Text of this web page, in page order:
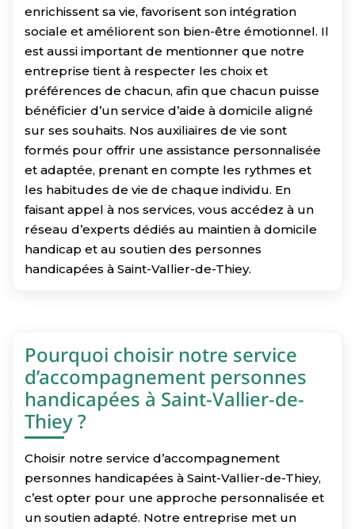
enrichissent sa vie, favorisent son intégration
sociale et améliorent son bien-être émotionnel. Il
est aussi important de mentionner que notre
entreprise tient à respecter les choix et
préférences de chacun, afin que chacun puisse
bénéficier d’un service d’aide à domicile aligné
sur ses souhaits. Nos auxiliaires de vie sont
formés pour offrir une assistance personnalisée
et adaptée, prenant en compte les rythmes et
les habitudes de vie de chaque individu. En
faisant appel à nos services, vous accédez à un
réseau d’experts dédiés au maintien à domicile
handicap et au soutien des personnes
handicapées à Saint-Vallier-de-Thiey.
Pourquoi choisir notre service
d’accompagnement personnes
handicapées à Saint-Vallier-de-
Thiey ?
Choisir notre service d’accompagnement
personnes handicapées à Saint-Vallier-de-Thiey,
c’est opter pour une approche personnalisée et
un soutien adapté. Notre entreprise met un